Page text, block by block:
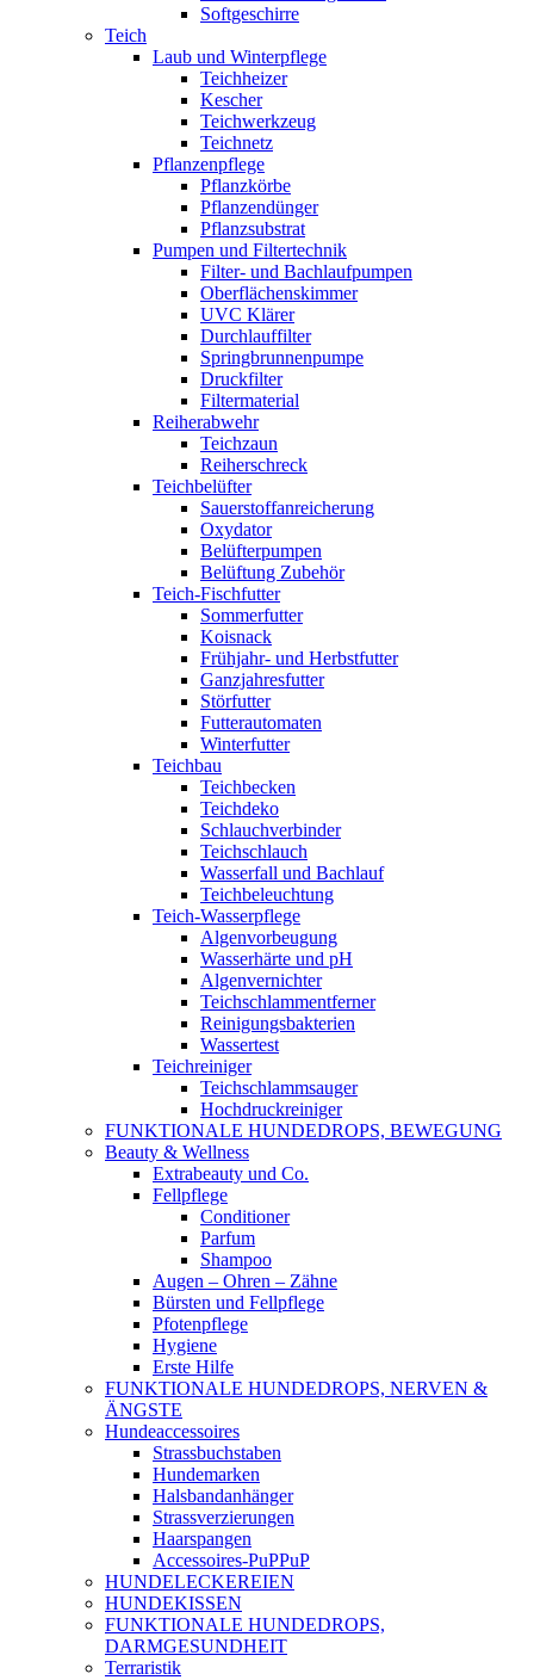
Softgeschirre
Teich
Laub und Winterpflege
Teichheizer
Kescher
Teichwerkzeug
Teichnetz
Pflanzenpflege
Pflanzkörbe
Pflanzendünger
Pflanzsubstrat
Pumpen und Filtertechnik
Filter- und Bachlaufpumpen
Oberflächenskimmer
UVC Klärer
Durchlauffilter
Springbrunnenpumpe
Druckfilter
Filtermaterial
Reiherabwehr
Teichzaun
Reiherschreck
Teichbelüfter
Sauerstoffanreicherung
Oxydator
Belüfterpumpen
Belüftung Zubehör
Teich-Fischfutter
Sommerfutter
Koisnack
Frühjahr- und Herbstfutter
Ganzjahresfutter
Störfutter
Futterautomaten
Winterfutter
Teichbau
Teichbecken
Teichdeko
Schlauchverbinder
Teichschlauch
Wasserfall und Bachlauf
Teichbeleuchtung
Teich-Wasserpflege
Algenvorbeugung
Wasserhärte und pH
Algenvernichter
Teichschlammentferner
Reinigungsbakterien
Wassertest
Teichreiniger
Teichschlammsauger
Hochdruckreiniger
FUNKTIONALE HUNDEDROPS, BEWEGUNG
Beauty & Wellness
Extrabeauty und Co.
Fellpflege
Conditioner
Parfum
Shampoo
Augen – Ohren – Zähne
Bürsten und Fellpflege
Pfotenpflege
Hygiene
Erste Hilfe
FUNKTIONALE HUNDEDROPS, NERVEN &
ÄNGSTE
Hundeaccessoires
Strassbuchstaben
Hundemarken
Halsbandanhänger
Strassverzierungen
Haarspangen
Accessoires-PuPPuP
HUNDELECKEREIEN
HUNDEKISSEN
FUNKTIONALE HUNDEDROPS,
DARMGESUNDHEIT
Terraristik